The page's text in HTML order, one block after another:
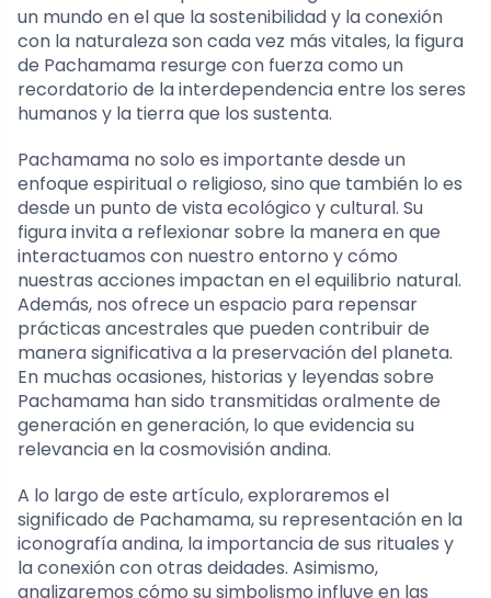
un mundo en el que la sostenibilidad y la conexión
con la naturaleza son cada vez más vitales, la figura
de Pachamama resurge con fuerza como un
recordatorio de la interdependencia entre los seres
humanos y la tierra que los sustenta.
Pachamama no solo es importante desde un
enfoque espiritual o religioso, sino que también lo es
desde un punto de vista ecológico y cultural. Su
figura invita a reflexionar sobre la manera en que
interactuamos con nuestro entorno y cómo
nuestras acciones impactan en el equilibrio natural.
Además, nos ofrece un espacio para repensar
prácticas ancestrales que pueden contribuir de
manera significativa a la preservación del planeta.
En muchas ocasiones, historias y leyendas sobre
Pachamama han sido transmitidas oralmente de
generación en generación, lo que evidencia su
relevancia en la cosmovisión andina.
A lo largo de este artículo, exploraremos el
significado de Pachamama, su representación en la
iconografía andina, la importancia de sus rituales y
la conexión con otras deidades. Asimismo,
analizaremos cómo su simbolismo influye en las